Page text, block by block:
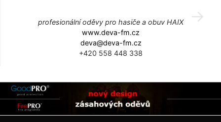
profesionální oděvy pro hasiče a obuv HAIX
www.deva-fm.cz
deva@deva-fm.cz
+420 558 448 338